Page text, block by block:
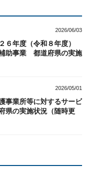
2026/06/03
６年度（令和８年度）
助事業 都道府県の実施
2026/05/01
事業所等に対するサービ
県の実施状況（随時更